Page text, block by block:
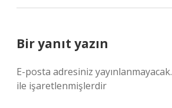
Bir yanıt yazın
E-posta adresiniz yayınlanmayacak.
ile işaretlenmişlerdir